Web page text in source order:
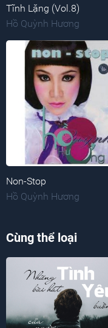
Tĩnh Lặng (Vol.8)
Hồ Quỳnh Hương
Non-Stop
Hồ Quỳnh Hương
Cùng thể loại